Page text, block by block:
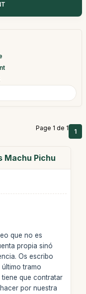
Page 1 de 1 1
Machu Pichu
que no es
propia sinó
Os escribo
tramo
tiene que contratar
por nuestra